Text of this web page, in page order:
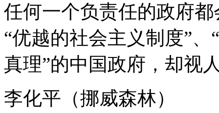
任何一个负责任的政府
“优越的社会主义制度”
真理”的中国政府，却视
李化平（挪威森林）